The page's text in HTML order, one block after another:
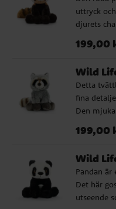
gosedjur
från 0
uttryck
djurets
Tack vare
eller
och
✔️
cm
Pris:
199,00
Wild
Detta
fina
Den
ge bort ett
mysig
gosedjur
från 0
Pris:
199,00
Wild
Pandan
Det här
utseende